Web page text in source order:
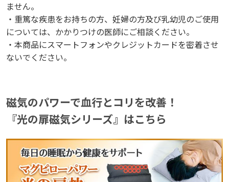
ません。
・重篤な疾患をお持ちの方、妊婦の方及び乳幼児のご使用
については、かかりつけの医師にご相談ください。
・本商品にスマートフォンやクレジットカードを密着させ
ないでください。
磁気のパワーで血行とコリを改善！
『光の扉磁気シリーズ』はこちら
ません。
・重篤な疾患をお持ちの方、妊婦の方及び乳幼児のご使用
については、かかりつけの医師にご相談ください。
・本商品にスマートフォンやクレジットカードを密着させ
ないでください。
磁気のパワーで血行とコリを改善！
『光の扉磁気シリーズ』はこちら